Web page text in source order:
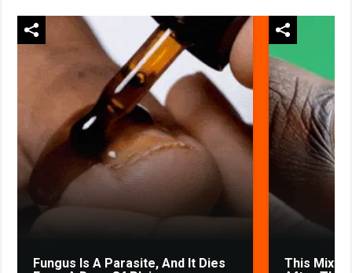
Fungus Is A Parasite, And It Dies
This